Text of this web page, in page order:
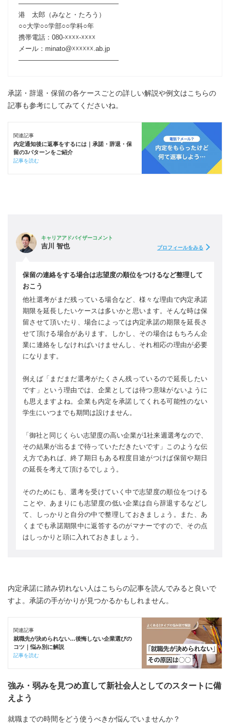
―――――――――――――――
港 太郎（みなと・たろう）
○○大学○○学部○○学科○年
携帯電話：080-☓☓☓☓-☓☓☓☓
メール：minato@☓☓☓☓☓☓.ab.jp
―――――――――――――――
承諾・辞退・保留の各ケースごとの詳しい解説や例文はこちらの
記事も参考にしてみてくださいね。
関連記事
内定通知後に返事をするには｜承諾・辞退・保
留の3パターンをご紹介
記事を読む
キャリアアドバイザーコメント
吉川 智也 プロフィールをみる
保留の連絡をする場合は志望度の順位をつけるなど整理して
おこう
他社選考がまだ残っている場合など、様々な理由で内定承諾
期限を延長したいケースは多いかと思います。そんな時は保
留させて頂いたり、場合によっては内定承諾の期限を延長さ
せて頂ける場合があります。しかし、その場合はもちろん企
業に連絡をしなければいけませんし、それ相応の理由が必要
になります。
例えば「まだまだ選考がたくさん残っているので延長したい
です」という理由では、企業としては待つ意味がないように
も思えますよね。企業も内定を承諾してくれる可能性のない
学生にいつまでも期間は設けません。
「御社と同じくらい志望度の高い企業が1社来週選考なので、
その結果が出るまで待っていただきたいです」このような伝
え方であれば、終了期日もある程度目途がつけば保留や期日
の延長を考えて頂けるでしょう。
そのためにも、選考を受けていく中で志望度の順位をつける
ことや、あまりにも志望度の低い企業は自ら辞退するなどし
て、しっかりと自分の中で整理しておきましょう。また、あ
くまでも承諾期限中に返答するのがマナーですので、その点
はしっかりと頭に入れておきましょう。
内定承諾に踏み切れない人はこちらの記事を読んでみると良いで
すよ。承諾の手がかりが見つかるかもしれません。
関連記事
就職先が決められない…後悔しない企業選びの
コツ｜悩み別に解説
記事を読む
強み・弱みを見つめ直して新社会人としてのスタートに備
えよう
就職までの時間をどう使うべきか悩んでいませんか？